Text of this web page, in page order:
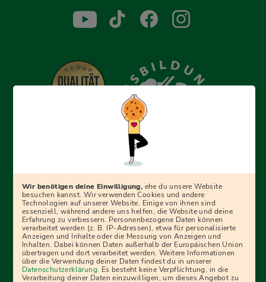
Erfolgreich bewerben mit Ausbildungspark: Wir
begleiten dich Schritt für Schritt bei deinem Start in den
Ratgebern und Prüfungspaketen, interaktiven
Videokursen und vielem mehr. Für alle, die was werden
wollen!
Menü Fußleiste
Impressum Bildquellen Presse Mediadaten
Wir benötigen deine Einwilligung, ehe du unsere Website
besuchen kannst. Wir verwenden Cookies und andere
Technologien auf unserer Website. Einige von ihnen sind
essenziell, während andere uns helfen, die Website und deine
Erfahrung zu verbessern. Personenbezogene Daten können
verarbeitet werden (z. B. IP-Adressen), etwa für personalisierte
Anzeigen und Inhalte oder die Messung von Anzeigen und
Inhalten. Dabei können Daten außerhalb der Europäischen Union
übertragen und dort verarbeitet werden. Weitere Informationen
über die Verwendung deiner Daten findest du in unserer
Datenschutzerklärung. Es besteht keine Verpflichtung, in die
Verarbeitung deiner Daten einzuwilligen, um dieses Angebot zu